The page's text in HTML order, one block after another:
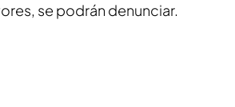
se podrán denunciar.